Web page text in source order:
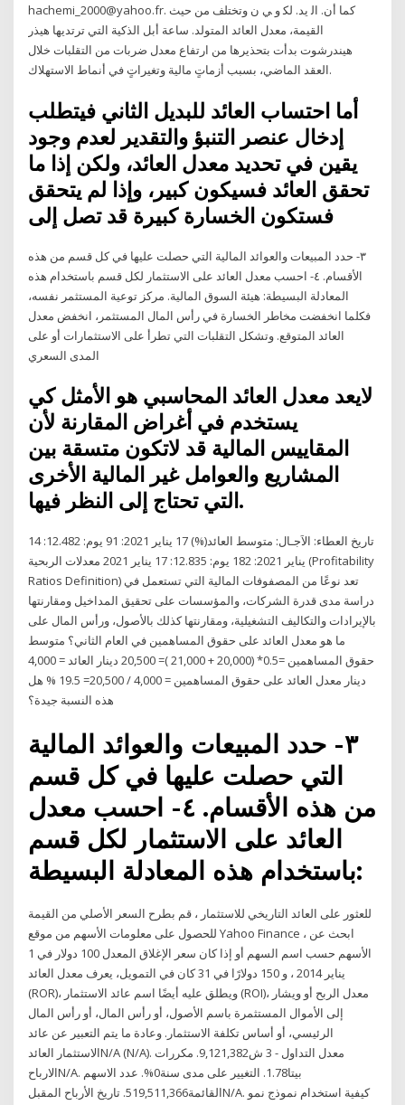
hachemi_2000@yahoo.fr. ﻛﻤﺎ أن. اﻟ ﻳﺪ. ﻟﻜ و ﻲ ن وتختلف من حيث
القيمة، معدل العائد المتولد. ساعة أبل الذكية التي ترتديها هيذر
هيندرشوت بدأت بتحذيرها من ارتفاع معدل ضربات من التقلبات خلال
العقد الماضي، بسبب أزماتٍ مالية وتغيراتٍ في أنماط الاستهلاك.
أما احتساب العائد للبديل الثاني فيتطلب
إدخال عنصر التنبؤ والتقدير لعدم وجود
يقين في تحديد معدل العائد، ولكن إذا ما
تحقق العائد فسيكون كبير، وإذا لم يتحقق
فستكون الخسارة كبيرة قد تصل إلى
٣- حدد المبيعات والعوائد المالية التي حصلت عليها في كل قسم من هذه
الأقسام. ٤- احسب معدل العائد على الاستثمار لكل قسم باستخدام هذه
المعادلة البسيطة: هيئة السوق المالية. مركز توعية المستثمر نفسه،
فكلما انخفضت مخاطر الخسارة في رأس المال المستثمر، انخفض معدل
العائد المتوقع. وتشكل التقلبات التي تطرأ على الاستثمارات أو على
المدى السعري
لايعد معدل العائد المحاسبي هو الأمثل كي
يستخدم في أغراض المقارنة لأن
المقاييس المالية قد لاتكون متسقة بين
المشاريع والعوامل غير المالية الأخرى
التي تحتاج إلى النظر فيها.
تاريخ العطاء: الاَجـال: متوسط العائد(%) 17 يناير 2021: 91 يوم: 12.482: 14
يناير 2021: 182 يوم: 12.835: 17 يناير 2021 معدلات الربحية (Profitability
Ratios Definition) تعد نوعًا من المصفوفات المالية التي تستعمل في
دراسة مدى قدرة الشركات، والمؤسسات على تحقيق المداخيل ومقارنتها
بالإيرادات والتكاليف التشغيلية، ومقارنتها كذلك بالأصول، ورأس المال على
ما هو معدل العائد على حقوق المساهمين في العام الثاني؟ متوسط
حقوق المساهمين =0.5* (20,000 + 21,000 )= 20,500 دينار العائد = 4,000
دينار معدل العائد على حقوق المساهمين = 4,000 / 20,500= 19.5 % هل
هذه النسبة جيدة؟
٣- حدد المبيعات والعوائد المالية
التي حصلت عليها في كل قسم
من هذه الأقسام. ٤- احسب معدل
العائد على الاستثمار لكل قسم
باستخدام هذه المعادلة البسيطة:
للعثور على العائد التاريخي للاستثمار ، قم بطرح السعر الأصلي من القيمة
للحصول على معلومات الأسهم من موقع Yahoo Finance ، ابحث عن
الأسهم حسب اسم السهم أو إذا كان سعر الإغلاق المعدل 100 دولار في 1
يناير 2014 ، و 150 دولارًا في 31 كان في التمويل، يعرف معدل العائد
(ROR)، ويطلق عليه أيضًا اسم عائد الاستثمار (ROI)، معدل الربح أو ويشار
إلى الأموال المستثمرة باسم الأصول، أو رأس المال، أو رأس المال
الرئيسي، أو أساس تكلفة الاستثمار. وعادة ما يتم التعبير عن عائد
الاستثمار العائدN/A (N/A). معدل التداول - 3 ش9,121,382. مكررات
الارباحN/A. بيتا1.78. التغيير على مدى سنة0%. عدد الاسهم
القائمة519,511,366. تاريخ الأرباح المقبلN/A. كيفية استخدام نموذج نمو